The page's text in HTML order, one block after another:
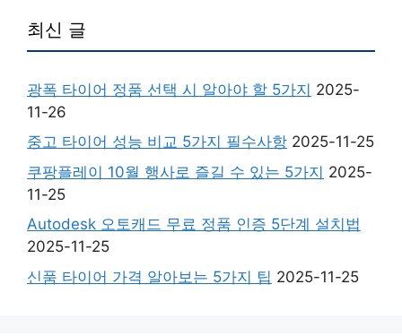
최신 글
광폭 타이어 정품 선택 시 알아야 할 5가지 2025-
11-26
중고 타이어 성능 비교 5가지 필수사항 2025-11-25
쿠팡플레이 10월 행사로 즐길 수 있는 5가지 2025-
11-25
Autodesk 오토캐드 무료 정품 인증 5단계 설치법
2025-11-25
신품 타이어 가격 알아보는 5가지 팁 2025-11-25